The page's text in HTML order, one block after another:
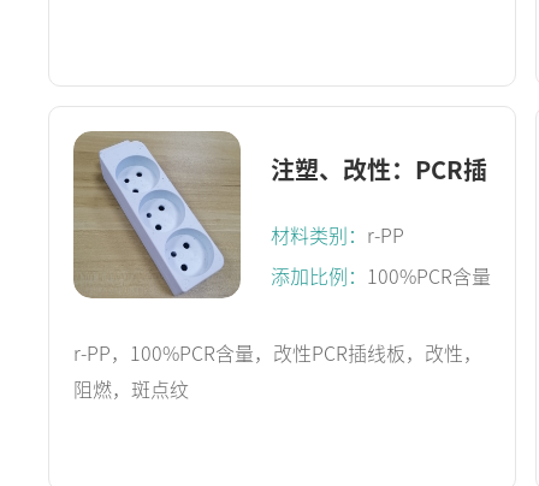
注塑、改性：PCR插
材料类别： r-PP
添加比例： 100%PCR含量
r-PP，100%PCR含量，改性PCR插线板，改性，
阻燃，斑点纹